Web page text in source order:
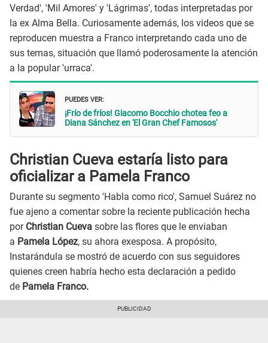
Verdad', 'Mil Amores' y 'Lágrimas', todas interpretadas por
la ex Alma Bella. Curiosamente además, los videos que se
reproducen muestra a Franco interpretando cada uno de
sus temas, situación que llamó poderosamente la atención
a la popular 'urraca'.
PUEDES VER:
¡Frío de fríos! Giacomo Bocchio chotea feo a
Diana Sánchez en 'El Gran Chef Famosos'
Christian Cueva estaría listo para
oficializar a Pamela Franco
Durante su segmento 'Habla como rico', Samuel Suárez no
fue ajeno a comentar sobre la reciente publicación hecha
por Christian Cueva sobre las flores que le enviaban
a Pamela López, su ahora exesposa. A propósito,
Instarándula se mostró de acuerdo con sus seguidores
quienes creen habría hecho esta declaración a pedido
de Pamela Franco.